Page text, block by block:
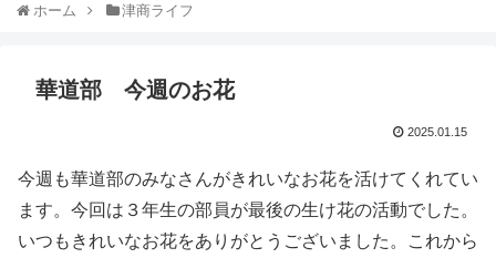
ホーム 津商ライフ
華道部 今週のお花
2025.01.15
今週も華道部のみなさんがきれいなお花を活けてくれてい
ます。今回は３年生の部員が最後の生け花の活動でした。
いつもきれいなお花をありがとうございました。これから